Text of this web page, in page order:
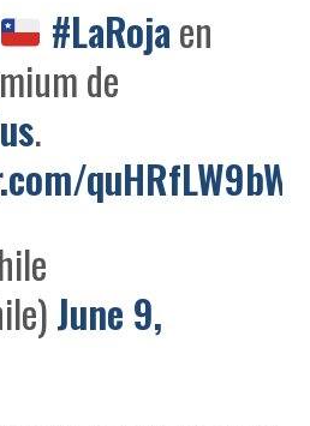
#LaRojaen
de
.
quHRfLW9bW
June 9,